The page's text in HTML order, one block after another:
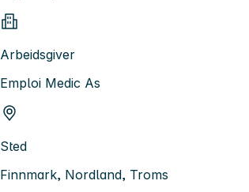
Arbeidsgiver
Emploi Medic As
Sted
Finnmark, Nordland, Troms